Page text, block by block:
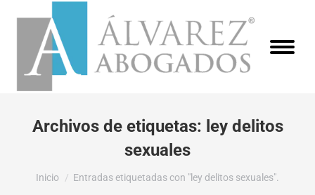
Archivos de etiquetas: ley delitos
sexuales
Estás aquí:
Inicio Entradas etiquetadas con "ley delitos sexuales".